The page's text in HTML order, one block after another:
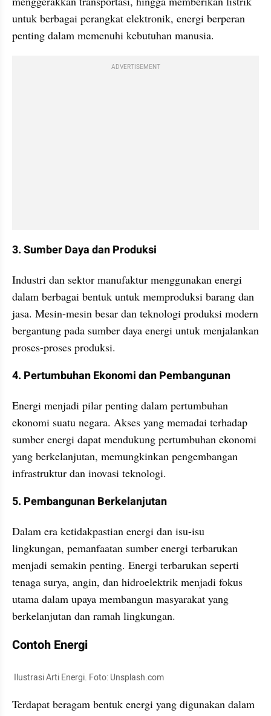
untuk berbagai perangkat elektronik, energi berperan
penting dalam memenuhi kebutuhan manusia.
ADVERTISEMENT
3. Sumber Daya dan Produksi
Industri dan sektor manufaktur menggunakan energi
dalam berbagai bentuk untuk memproduksi barang dan
jasa. Mesin-mesin besar dan teknologi produksi modern
bergantung pada sumber daya energi untuk menjalankan
proses-proses produksi.
4. Pertumbuhan Ekonomi dan Pembangunan
Energi menjadi pilar penting dalam pertumbuhan
ekonomi suatu negara. Akses yang memadai terhadap
sumber energi dapat mendukung pertumbuhan ekonomi
yang berkelanjutan, memungkinkan pengembangan
infrastruktur dan inovasi teknologi.
5. Pembangunan Berkelanjutan
Dalam era ketidakpastian energi dan isu-isu
lingkungan, pemanfaatan sumber energi terbarukan
menjadi semakin penting. Energi terbarukan seperti
tenaga surya, angin, dan hidroelektrik menjadi fokus
utama dalam upaya membangun masyarakat yang
berkelanjutan dan ramah lingkungan.
Contoh Energi
Ilustrasi Arti Energi. Foto: Unsplash.com
Terdapat beragam bentuk energi yang digunakan dalam